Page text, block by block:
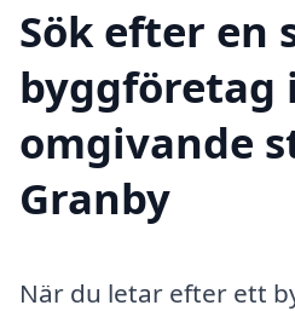
Sök efter en
byggföretag
omgivande
Granby
När du letar efter ett